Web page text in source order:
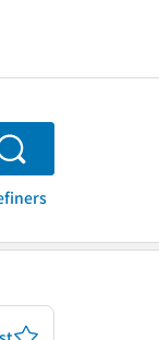
Search